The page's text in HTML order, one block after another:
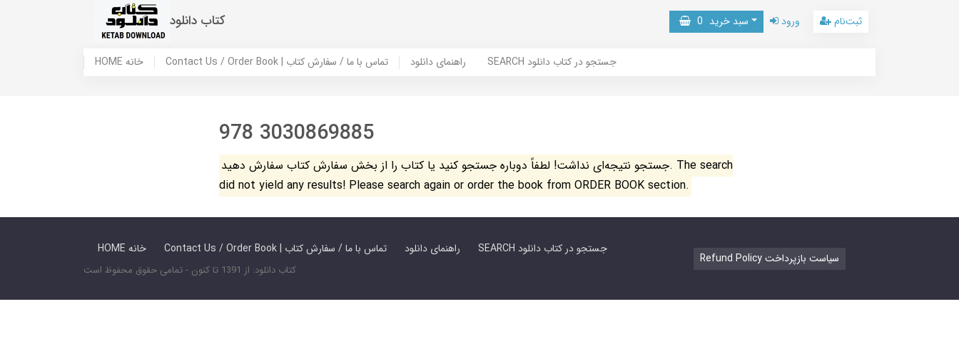
کتاب دانلود سبد خرید 0 ورود ثبت‌نام
HOME خانه Contact Us / Order Book | تماس با ما / سفارش کتاب راهنمای دانلود SEARCH جستجو در کتاب دانلود
978 3030869885
جستجو نتیجه‌ای نداشت! لطفاً دوباره جستجو کنید یا کتاب را از بخش سفارش کتاب سفارش دهید. The search
did not yield any results! Please search again or order the book from ORDER BOOK section.
HOME خانه Contact Us / Order Book | تماس با ما / سفارش کتاب راهنمای دانلود SEARCH جستجو در کتاب دانلود
کتاب دانلود: از 1391 تا کنون - تمامی حقوق محفوظ است
Refund Policy سیاست بازپرداخت